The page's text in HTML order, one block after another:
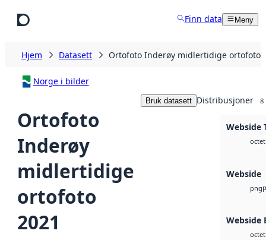
Finn data Meny
Hjem Datasett Ortofoto Inderøy midlertidige ortofoto
Norge i bilder
Ortofoto
Inderøy
midlertidige
ortofoto
2021
Bruk datasett Distribusjoner 8
Webside
octet
Webside
png
Webside
octet